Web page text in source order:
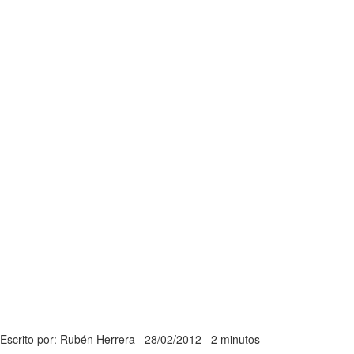
Escrito por: Rubén Herrera 28/02/2012 2 minutos